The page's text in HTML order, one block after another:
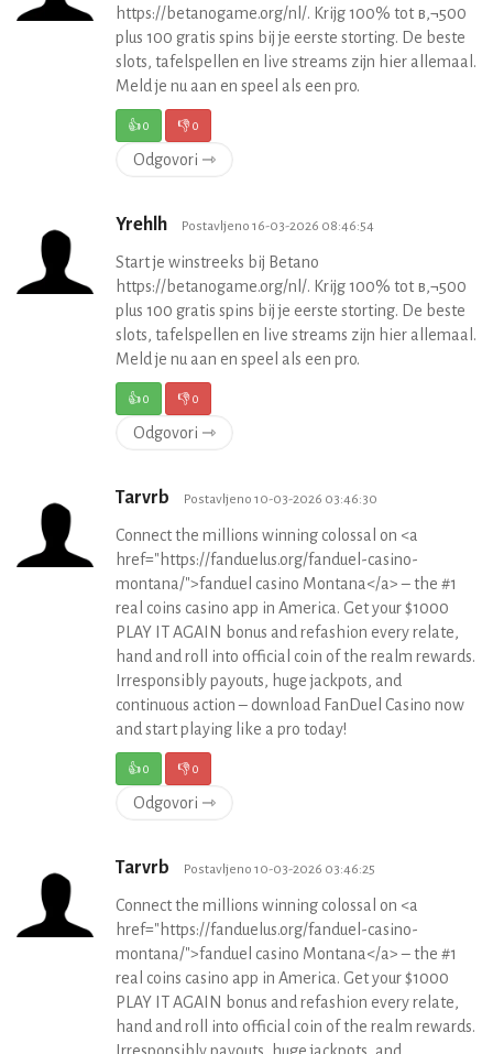
https://betanogame.org/nl/. Krijg 100% tot в‚¬500
plus 100 gratis spins bij je eerste storting. De beste
slots, tafelspellen en live streams zijn hier allemaal.
Meld je nu aan en speel als een pro.
👍0 👎0
Odgovori ⇾
Yrehlh Postavljeno 16-03-2026 08:46:54
Start je winstreeks bij Betano
https://betanogame.org/nl/. Krijg 100% tot в‚¬500
plus 100 gratis spins bij je eerste storting. De beste
slots, tafelspellen en live streams zijn hier allemaal.
Meld je nu aan en speel als een pro.
👍0 👎0
Odgovori ⇾
Tarvrb Postavljeno 10-03-2026 03:46:30
Connect the millions winning colossal on <a
href="https://fanduelus.org/fanduel-casino-
montana/">fanduel casino Montana</a> – the #1
real coins casino app in America. Get your $1000
PLAY IT AGAIN bonus and refashion every relate,
hand and roll into official coin of the realm rewards.
Irresponsibly payouts, huge jackpots, and
continuous action – download FanDuel Casino now
and start playing like a pro today!
👍0 👎0
Odgovori ⇾
Tarvrb Postavljeno 10-03-2026 03:46:25
Connect the millions winning colossal on <a
href="https://fanduelus.org/fanduel-casino-
montana/">fanduel casino Montana</a> – the #1
real coins casino app in America. Get your $1000
PLAY IT AGAIN bonus and refashion every relate,
hand and roll into official coin of the realm rewards.